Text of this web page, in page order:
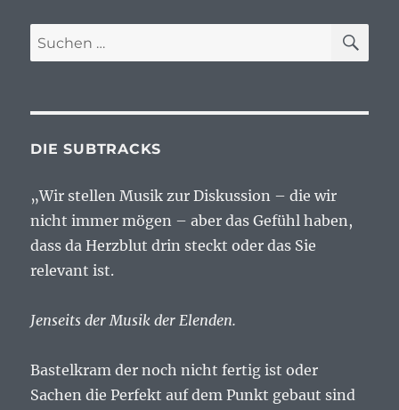
Suchen
nach:
DIE SUBTRACKS
„Wir stellen Musik zur Diskussion – die wir
nicht immer mögen – aber das Gefühl haben,
dass da Herzblut drin steckt oder das Sie
relevant ist.
Jenseits der Musik der Elenden.
Bastelkram der noch nicht fertig ist oder
Sachen die Perfekt auf dem Punkt gebaut sind